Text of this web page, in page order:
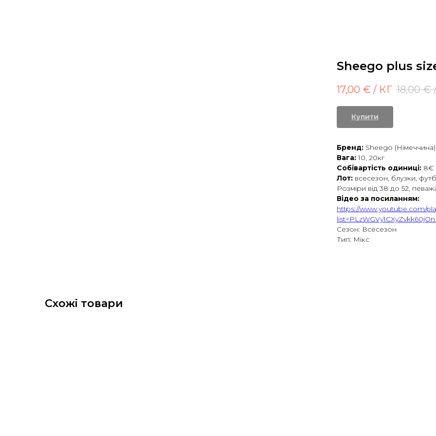
Sheego plus
17,00 € / КГ 18,00 €
Купити
Бренд: Sheego (Німеччина)
Вага:10, 20кг
Собівартість одиниці: 8€
Лот: всесезон, блузки,
Розміри від 38 до 52,
Відео за посиланням:
https://www.youtube.com/
Сезон: Всесезон
Тип: Мікс
Схожі товари